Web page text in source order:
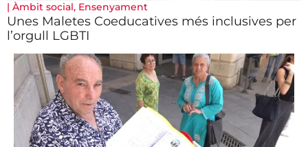
| Àmbit social, Ensenyament
Unes Maletes Coeducatives més inclusives per
l’orgull LGBTI